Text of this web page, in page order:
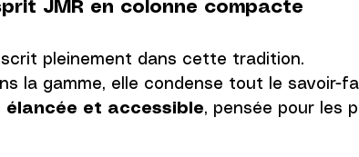
JMR en colonne compacte
pleinement dans cette tradition.
la gamme, elle condense tout le savoir-
élancée et accessible, pensée pour les